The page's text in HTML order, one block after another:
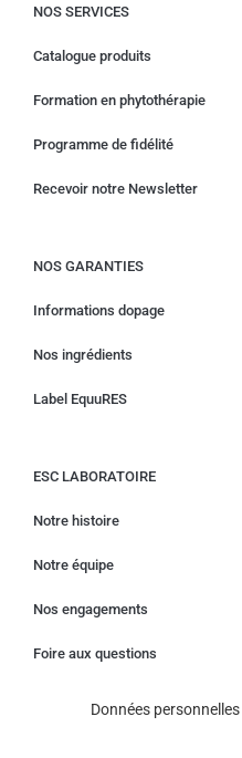
NOS SERVICES
Catalogue produits
Formation en phytothérapie
Programme de fidélité
Recevoir notre Newsletter
NOS GARANTIES
Informations dopage
Nos ingrédients
Label EquuRES
ESC LABORATOIRE
Notre histoire
Notre équipe
Nos engagements
Foire aux questions
Données personnelles